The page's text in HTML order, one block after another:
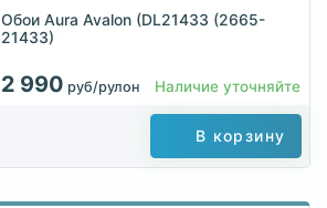
Обои Aura Avalon (DL21433 (2665-
21433)
2 990 руб/рулон Наличие уточняйте
В корзину